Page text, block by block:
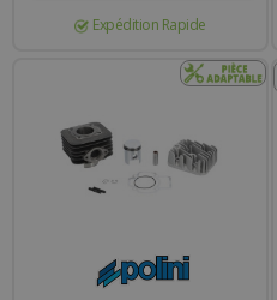
Expédition Rapide